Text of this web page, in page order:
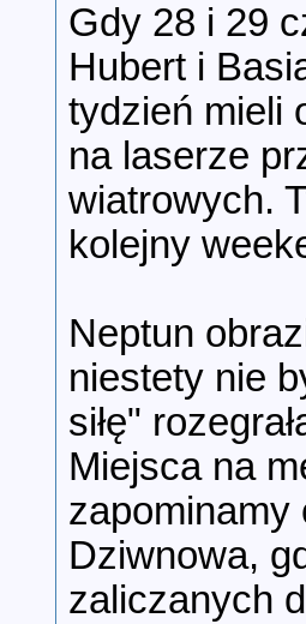
Gdy 28 i 29
Hubert i
tydzień mieli
na laserze
wiatrowych.
kolejny
Neptun
niestety nie
siłę"
Miejsca na
zapominamy
Dziwnowa,
zaliczanych